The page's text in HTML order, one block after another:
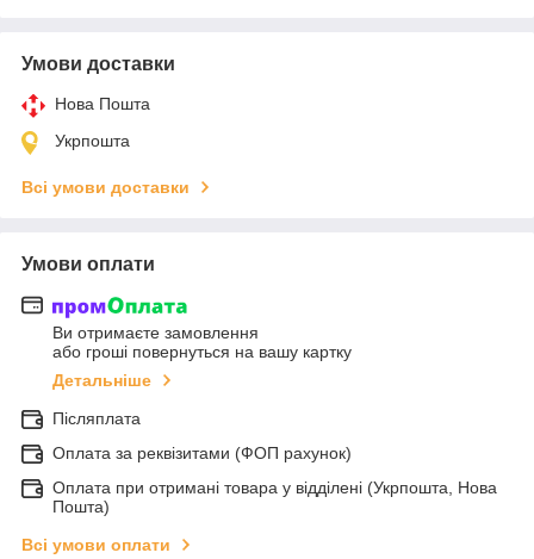
Умови доставки
Нова Пошта
Укрпошта
Всі умови доставки
Умови оплати
Ви отримаєте замовлення
або гроші повернуться на вашу картку
Детальніше
Післяплата
Оплата за реквізитами (ФОП рахунок)
Оплата при отримані товара у відділені (Укрпошта, Нова
Пошта)
Всі умови оплати